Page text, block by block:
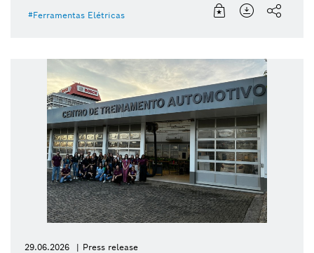
Ferramentas Elétricas
29.06.2026 Press release